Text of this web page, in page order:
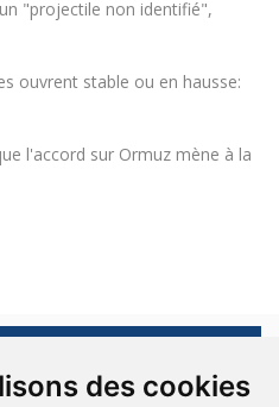
des cookies
"projectile non identifié",
ouvrent stable ou en hausse:
l'accord sur Ormuz mène à la